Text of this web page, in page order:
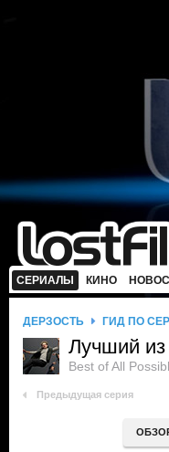
СЕРИАЛЫ КИНО
ДЕРЗОСТЬ ГИД ПО
Лучший
Best of All
Предыдущая серия